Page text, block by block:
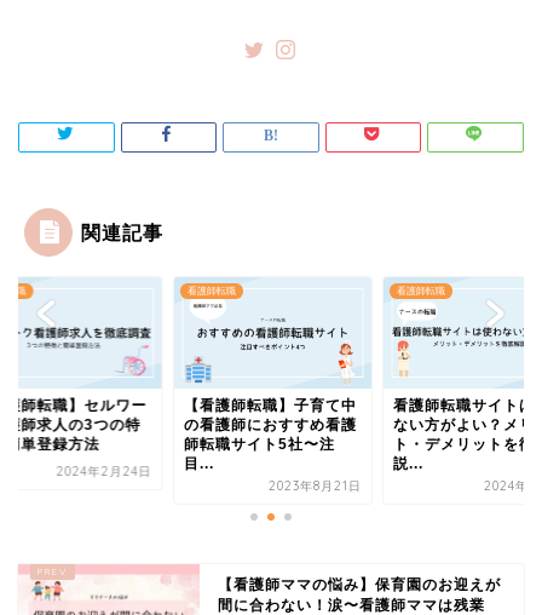
関連記事
転職
護師転職】セルワー
護師求人の3つの特
簡単登録方法
2024年2月24日
看護師転職
【看護師転職】子育て中
の看護師におすすめ看護
師転職サイト5社〜注
目...
2023年8月21日
看護師転職
看護師転職サイトは
ない方がよい？メリ
ト・デメリットを徹
説...
2024年5
【看護師ママの悩み】保育園のお迎えが
間に合わない！涙〜看護師ママは残業